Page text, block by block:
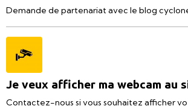
Demande de partenariat avec le blog
Je veux afficher ma webcam au
Contactez-nous si vous souhaitez afficher